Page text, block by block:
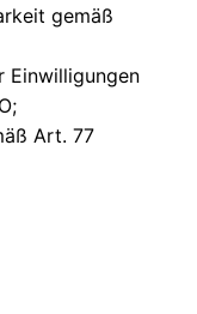
gemäß
Einwilligungen
Art. 77